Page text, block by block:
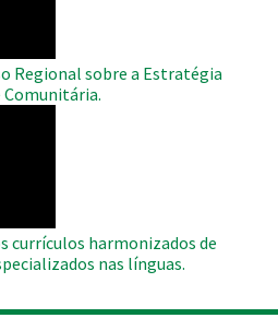
Regional sobre a Estratégia
Comunitária.
currículos harmonizados de
nas línguas.